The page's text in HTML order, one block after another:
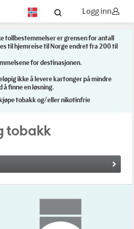
Logg inn
tollbestemmelser er grensen for antall
til hjemreise til Norge endret fra 200 til
for destinasjonen.
ikke å levere kartonger på mindre
å finne en løsning.
tobakk og/eller nikotinfrie
tobakk